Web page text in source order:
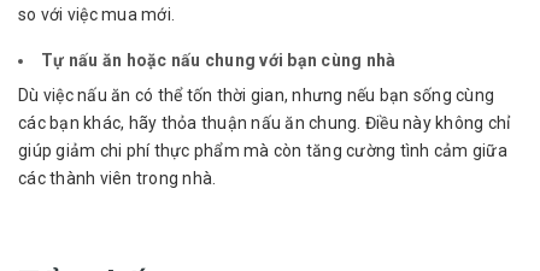
so với việc mua mới.
Tự nấu ăn hoặc nấu chung với bạn cùng nhà
Dù việc nấu ăn có thể tốn thời gian, nhưng nếu bạn sống cùng
các bạn khác, hãy thỏa thuận nấu ăn chung. Điều này không chỉ
giúp giảm chi phí thực phẩm mà còn tăng cường tình cảm giữa
các thành viên trong nhà.